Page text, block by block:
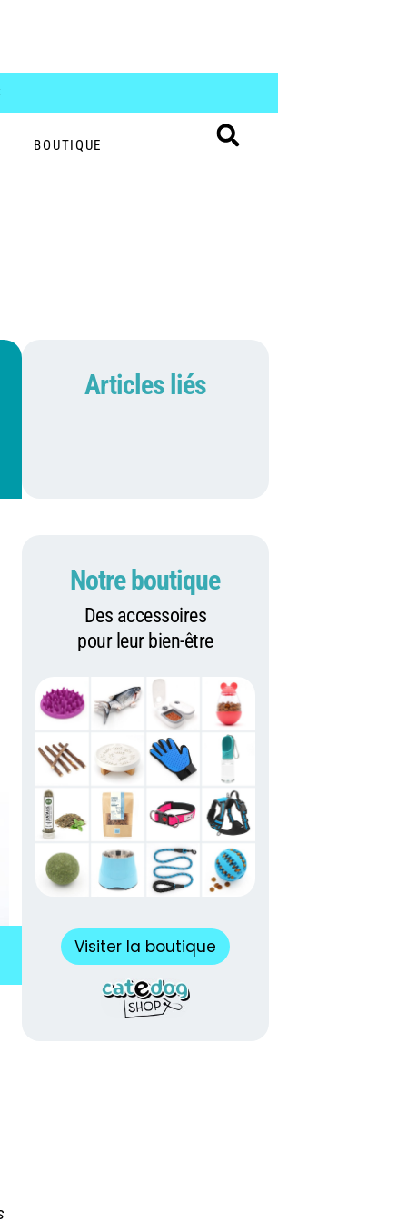
BOUTIQUE
Articles liés
Notre boutique
Des accessoires
pour leur bien-être
Visiter la boutique